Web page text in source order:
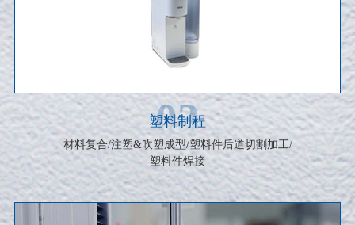
03
塑料制程
材料复合/注塑&吹塑成型/塑料件后道切割加工/
塑料件焊接